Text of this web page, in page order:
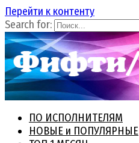
Перейти к контенту
Search for:
ПО ИСПОЛНИТЕЛЯМ
НОВЫЕ и ПОПУЛЯРНЫЕ